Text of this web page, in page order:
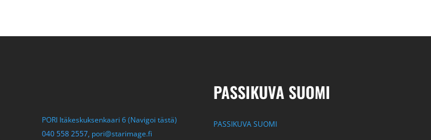
PORI Itäkeskuksenkaari 6 (Navigoi tästä)
040 558 2557, pori@starimage.fi
PASSIKUVA SUOMI
PASSIKUVA SUOMI